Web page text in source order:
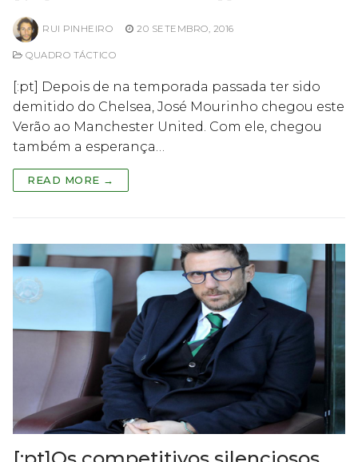
RUI PINHEIRO 20 SETEMBRO, 2016
QUADRO TÁCTICO
[:pt] Depois de na temporada passada ter sido
demitido do Chelsea, José Mourinho chegou este
Verão ao Manchester United. Com ele, chegou
também a esperança…
READ MORE →